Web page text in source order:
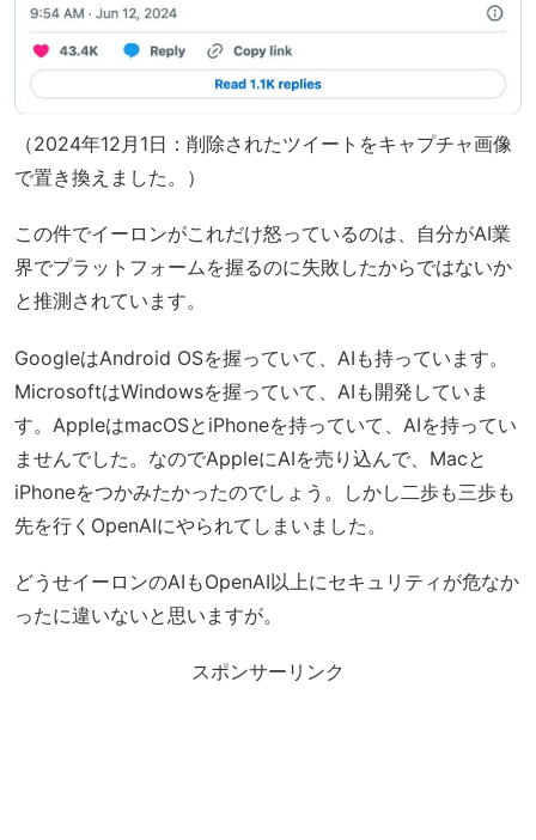
（2024年12月1日：削除されたツイートをキャプチャ画像
で置き換えました。）
この件でイーロンがこれだけ怒っているのは、自分がAI業
界でプラットフォームを握るのに失敗したからではないか
と推測されています。
GoogleはAndroid OSを握っていて、AIも持っています。
MicrosoftはWindowsを握っていて、AIも開発していま
す。AppleはmacOSとiPhoneを持っていて、AIを持ってい
ませんでした。なのでAppleにAIを売り込んで、Macと
iPhoneをつかみたかったのでしょう。しかし二歩も三歩も
先を行くOpenAIにやられてしまいました。
どうせイーロンのAIもOpenAI以上にセキュリティが危なか
ったに違いないと思いますが。
スポンサーリンク